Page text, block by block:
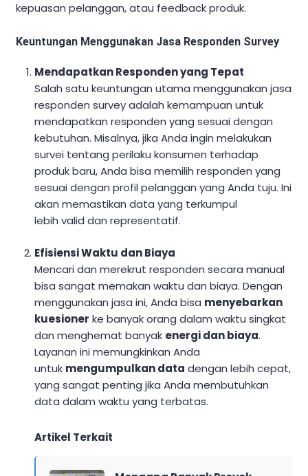
kepuasan pelanggan, atau feedback produk.
Keuntungan Menggunakan Jasa Responden Survey
Mendapatkan Responden yang Tepat
Salah satu keuntungan utama menggunakan jasa
responden survey adalah kemampuan untuk
mendapatkan responden yang sesuai dengan
kebutuhan. Misalnya, jika Anda ingin melakukan
survei tentang perilaku konsumen terhadap
produk baru, Anda bisa memilih responden yang
sesuai dengan profil pelanggan yang Anda tuju. Ini
akan memastikan data yang terkumpul
lebih valid dan representatif.
Efisiensi Waktu dan Biaya
Mencari dan merekrut responden secara manual
bisa sangat memakan waktu dan biaya. Dengan
menggunakan jasa ini, Anda bisa menyebarkan
kuesioner ke banyak orang dalam waktu singkat
dan menghemat banyak energi dan biaya.
Layanan ini memungkinkan Anda
untuk mengumpulkan data dengan lebih cepat,
yang sangat penting jika Anda membutuhkan
data dalam waktu yang terbatas.
Artikel Terkait